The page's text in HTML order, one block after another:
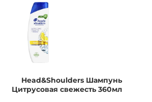
Head&Shoulders Шампунь
Цитрусовая свежесть 360мл